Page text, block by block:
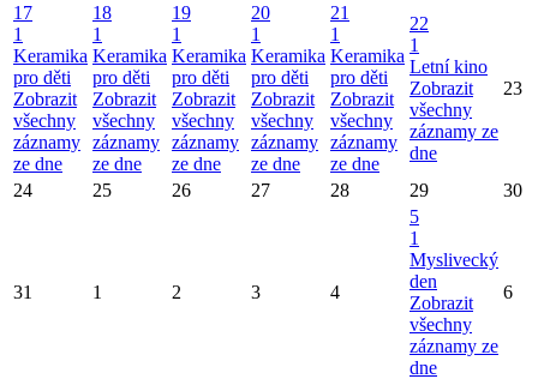
17
1
Keramika
pro děti
Zobrazit
všechny
záznamy
ze dne
18
1
Keramika
pro děti
Zobrazit
všechny
záznamy
ze dne
19
1
Keramika
pro děti
Zobrazit
všechny
záznamy
ze dne
20
1
Keramika
pro děti
Zobrazit
všechny
záznamy
ze dne
21
1
Keramika
pro děti
Zobrazit
všechny
záznamy
ze dne
22
1
Letní kino
Zobrazit
všechny
záznamy ze
dne
23
24 25 26 27 28 29 30
31 1 2 3 4
5
1
Myslivecký
den
Zobrazit
všechny
záznamy ze
dne
6